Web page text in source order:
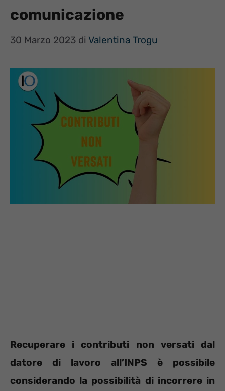
comunicazione
30 Marzo 2023 di Valentina Trogu
Recuperare i contributi non versati dal
datore di lavoro all’INPS è possibile
considerando la possibilità di incorrere in